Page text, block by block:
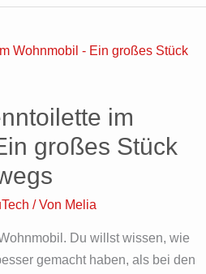
im
großes Stück
/ Von Melia
Du willst wissen, wie
gemacht haben, als bei den